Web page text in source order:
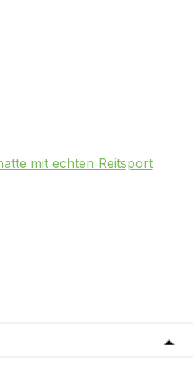
mit echten Reitsport